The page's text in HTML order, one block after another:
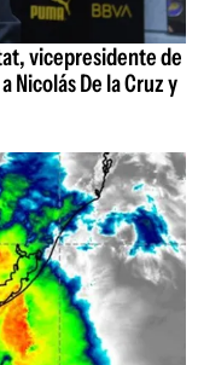
vicepresidente de
Nicolás De la Cruz y